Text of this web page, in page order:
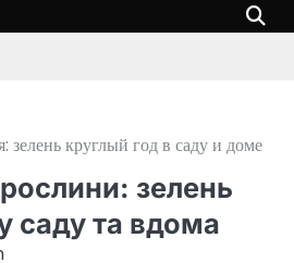
зелень круглый год в саду и доме
рослини: зелень
саду та вдома